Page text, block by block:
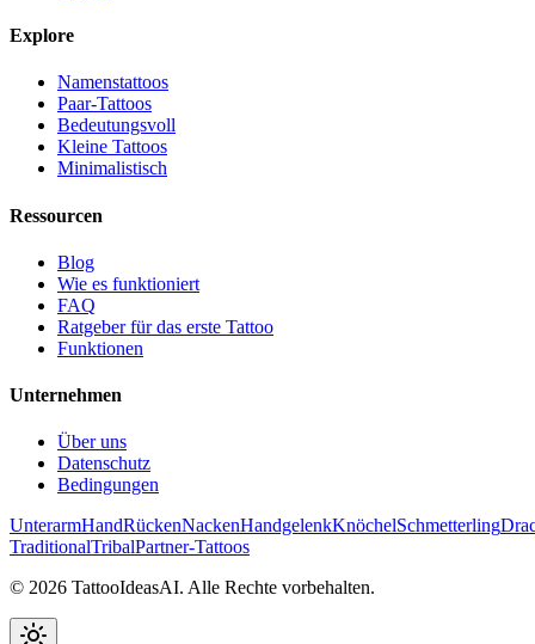
Explore
Namenstattoos
Paar-Tattoos
Bedeutungsvoll
Kleine Tattoos
Minimalistisch
Ressourcen
Blog
Wie es funktioniert
FAQ
Ratgeber für das erste Tattoo
Funktionen
Unternehmen
Über uns
Datenschutz
Bedingungen
UnterarmHandRückenNackenHandgelenkKnöchelSchmetterling
TraditionalTribalPartner-Tattoos
© 2026 TattooIdeasAI. Alle Rechte vorbehalten.